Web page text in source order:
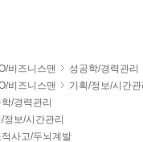
비즈니스맨
성공학/경력관리
비즈니스맨
기획/정보/시간
/경력관리
정보/시간관리
적사고/두뇌계발